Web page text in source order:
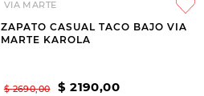
VIA MARTE
ZAPATO CASUAL TACO BAJO VIA
MARTE KAROLA
$ 2690,00 $ 2190,00